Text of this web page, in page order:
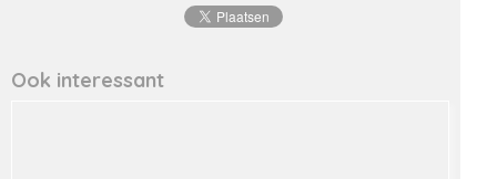
Productcode leverancier
Ook interessant